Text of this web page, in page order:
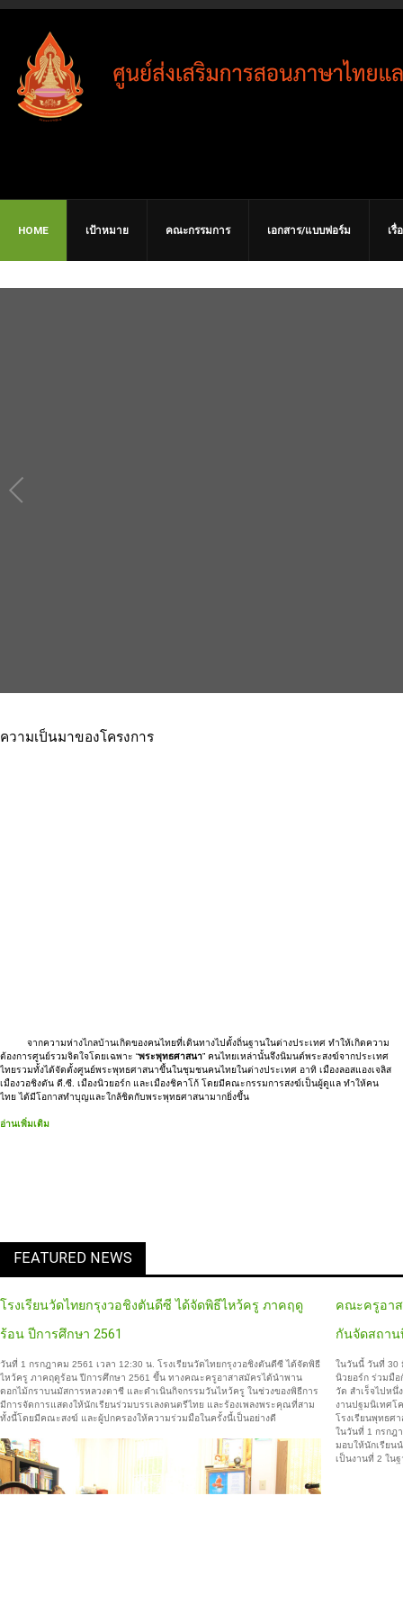
HOME เป้าหมาย คณะกรรมการ เอกสาร/แบบฟอร์ม เรื่
ความเป็นมาของโครงการ
จากความห่างไกลบ้านเกิดของคนไทยที่เดินทางไปตั้งถิ่นฐานในต่างประเทศ ทำให้เกิดความ
ต้องการศูนย์รวมจิตใจโดยเฉพาะ “พระพุทธศาสนา” คนไทยเหล่านั้นจึงนิมนต์พระสงฆ์จากประเทศ
ไทยรวมทั้งได้จัดตั้งศูนย์พระพุทธศาสนาขึ้นในชุมชนคนไทยในต่างประเทศ อาทิ เมืองลอสแองเจลิส
เมืองวอชิงตัน ดี.ซี. เมืองนิวยอร์ก และเมืองชิคาโก้ โดยมีคณะกรรมการสงฆ์เป็นผู้ดูแล ทำให้คน
ไทย ได้มีโอกาสทำบุญและใกล้ชิดกับพระพุทธศาสนามากยิ่งขึ้น
อ่านเพิ่มเติม
FEATURED NEWS
โรงเรียนวัดไทยกรุงวอชิงตันดีซี ได้จัดพิธีไหว้ครู ภาคฤดู
ร้อน ปีการศึกษา 2561
วันที่ 1 กรกฎาคม 2561 เวลา 12:30 น. โรงเรียนวัดไทยกรุงวอชิงตันดีซี ได้จัดพิธี
ไหว้ครู ภาคฤดูร้อน ปีการศึกษา 2561 ขึ้น ทางคณะครูอาสาสมัครได้นำพาน
ดอกไม้กราบนมัสการหลวงตาชี และดำเนินกิจกรรมวันไหว้ครู ในช่วงของพิธีการ
มีการจัดการแสดงให้นักเรียนร่วมบรรเลงดนตรีไทย และร้องเพลงพระคุณที่สาม
ทั้งนี้โดยมีคณะสงฆ์ และผู้ปกครองให้ความร่วมมือในครั้งนี้เป็นอย่างดี
คณะครูอาส
กันจัดสถาน
ในวันนี้ วันที่ 30
นิวยอร์ก ร่วมมือ
วัด สำเร็จไปหนึ่
งานปฐมนิเทศโ
โรงเรียนพุทธศ
ในวันที่ 1 กรกฎ
มอบให้นักเรียน
เป็นงานที่ 2 ใน